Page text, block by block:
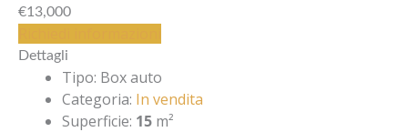
€13,000
Dettagli
Tipo: Box auto
Categoria: In vendita
Superficie: 15 m²